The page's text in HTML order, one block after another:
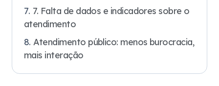
7. Falta de dados e indicadores sobre o
atendimento
Atendimento público: menos burocracia,
mais interação